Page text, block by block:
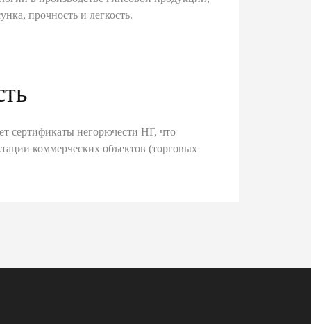
прочность и легкость.
сертификаты негорючести НГ, что
коммерческих объектов (торговых